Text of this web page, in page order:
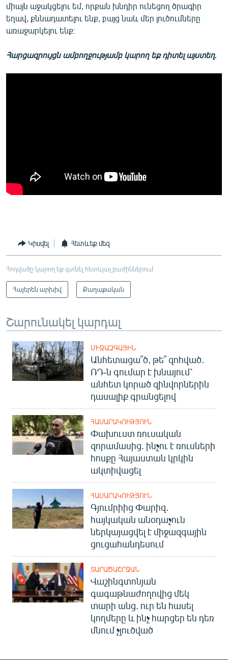
միայն աջակցելու եմ, որքան խնդիր ունեցող ծրագիր
եղավ, քննադատելու ենք, բայց նաև մեր լուծումները
առաջարկելու ենք։
Հարցազրույցն ամբողջությամբ կարող եք դիտել այստեղ.
Կիսվել Հետևեք մեզ
Հոդվածը կարող եք գտնել հետևյալ բաժիններում
Հայերեն արխիվ Քաղաքական
Շարունակել կարդալ
ՄԻՋԱԶԳԱՅԻՆ
Անհետացա՞ծ, թե՞ զոհված․
ՌԴ-ն գումար է խնայում՝
անհետ կորած զինվորներին
դասալիք գրանցելով
ՀԱՍԱՐԱԿՈՒԹՅՈՒՆ
Փախուստ ռուսական
զորամասից. ինչու է ռուսների
հոսքը Հայաստան կրկին
ակտիվացել
ՀԱՍԱՐԱԿՈՒԹՅՈՒՆ
Գյումրիից Փարիզ․
հայկական անօդաչուն
ներկայացվել է միջազգային
ցուցահանդեսում
ՏԱՐԱԾԱՇՐՋԱՆ
Վաշինգտոնյան
գագաթնաժողովից մեկ
տարի անց. ուր են հասել
կողմերը և ինչ հարցեր են դեռ
մնում չլուծված